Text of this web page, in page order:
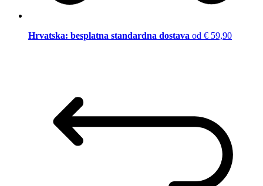
Hrvatska: besplatna standardna dostava od € 59,90